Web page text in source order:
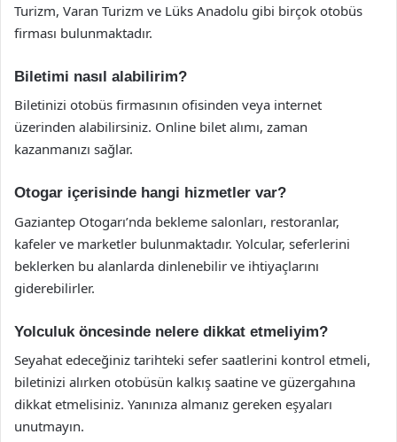
Turizm, Varan Turizm ve Lüks Anadolu gibi birçok otobüs
firması bulunmaktadır.
Biletimi nasıl alabilirim?
Biletinizi otobüs firmasının ofisinden veya internet
üzerinden alabilirsiniz. Online bilet alımı, zaman
kazanmanızı sağlar.
Otogar içerisinde hangi hizmetler var?
Gaziantep Otogarı’nda bekleme salonları, restoranlar,
kafeler ve marketler bulunmaktadır. Yolcular, seferlerini
beklerken bu alanlarda dinlenebilir ve ihtiyaçlarını
giderebilirler.
Yolculuk öncesinde nelere dikkat etmeliyim?
Seyahat edeceğiniz tarihteki sefer saatlerini kontrol etmeli,
biletinizi alırken otobüsün kalkış saatine ve güzergahına
dikkat etmelisiniz. Yanınıza almanız gereken eşyaları
unutmayın.